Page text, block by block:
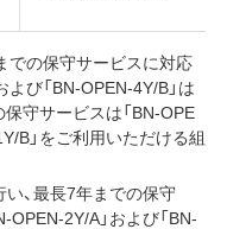
での保守サービスに対応
よび「BN-OPEN-4Y/B」は
守サービスは「BN-OPE
B」をご利用いただける組
、最長7年までの保守
OPEN-2Y/A」および「BN-